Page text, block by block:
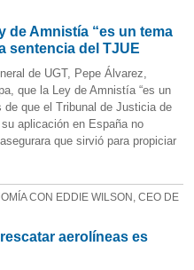
de Amnistía “es un tema
sentencia del TJUE
de UGT, Pepe Álvarez,
que la Ley de Amnistía “es un
de que el Tribunal de Justicia de
aplicación en España no
que sirvió para propiciar
CON EDDIE WILSON, CEO DE
aerolíneas es